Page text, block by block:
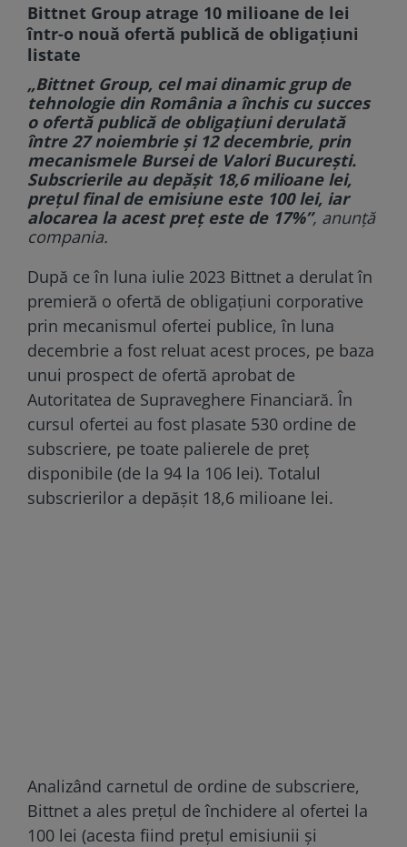
Bittnet Group atrage 10 milioane de lei
într-o nouă ofertă publică de obligaţiuni
listate
„Bittnet Group, cel mai dinamic grup de
tehnologie din România a închis cu succes
o ofertă publică de obligaţiuni derulată
între 27 noiembrie şi 12 decembrie, prin
mecanismele Bursei de Valori Bucureşti.
Subscrierile au depăşit 18,6 milioane lei,
preţul final de emisiune este 100 lei, iar
alocarea la acest preţ este de 17%”, anunţă
compania.
După ce în luna iulie 2023 Bittnet a derulat în
premieră o ofertă de obligaţiuni corporative
prin mecanismul ofertei publice, în luna
decembrie a fost reluat acest proces, pe baza
unui prospect de ofertă aprobat de
Autoritatea de Supraveghere Financiară. În
cursul ofertei au fost plasate 530 ordine de
subscriere, pe toate palierele de preţ
disponibile (de la 94 la 106 lei). Totalul
subscrierilor a depăşit 18,6 milioane lei.
Analizând carnetul de ordine de subscriere,
Bittnet a ales preţul de închidere al ofertei la
100 lei (acesta fiind preţul emisiunii şi